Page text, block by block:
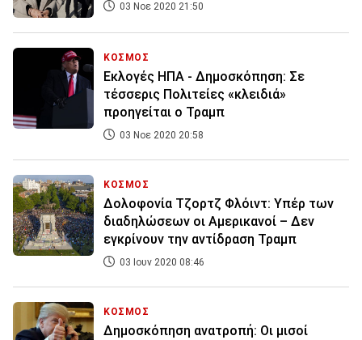
03 Νοε 2020 21:50
ΚΟΣΜΟΣ
Εκλογές ΗΠΑ - Δημοσκόπηση: Σε
τέσσερις Πολιτείες «κλειδιά»
προηγείται ο Τραμπ
03 Νοε 2020 20:58
ΚΟΣΜΟΣ
Δολοφονία Τζορτζ Φλόιντ: Υπέρ των
διαδηλώσεων οι Αμερικανοί – Δεν
εγκρίνουν την αντίδραση Τραμπ
03 Ιουν 2020 08:46
ΚΟΣΜΟΣ
Δημοσκόπηση ανατροπή: Οι μισοί